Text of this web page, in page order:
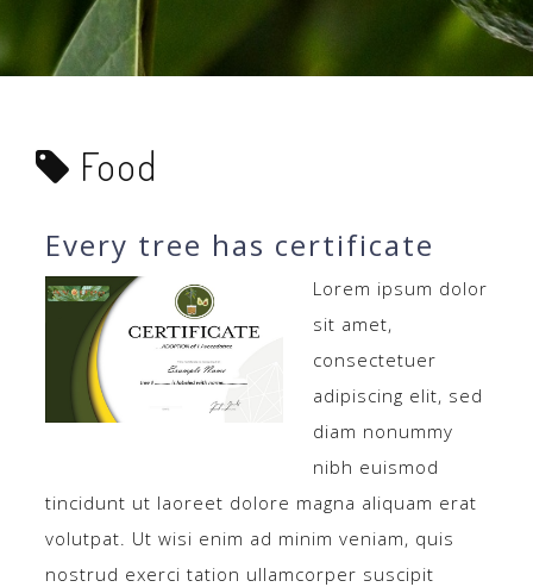
Food
Every tree has certificate
Lorem ipsum dolor
sit amet,
consectetuer
adipiscing elit, sed
diam nonummy
nibh euismod
tincidunt ut laoreet dolore magna aliquam erat
volutpat. Ut wisi enim ad minim veniam, quis
nostrud exerci tation ullamcorper suscipit